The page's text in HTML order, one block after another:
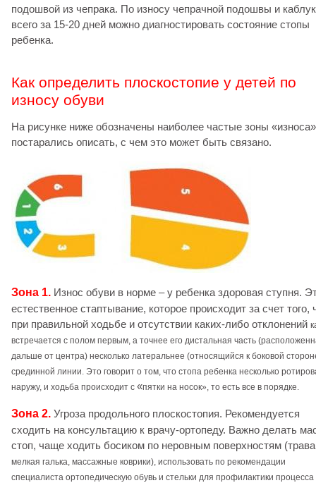
подошвой из чепрака. По износу чепрачной подошвы и
всего за 15-20 дней можно диагностировать состояние стопы
ребенка.
Как определить плоскостопие у детей по
износу обуви
На рисунке ниже обозначены наиболее частые зоны
постарались описать, с чем это может быть связано.
Зона 1. Износ обуви в норме – у ребенка здоровая ступня.
естественное стаптывание, которое происходит за счет того,
при правильной ходьбе и отсутствии каких-либо отклонений
встречается с полом первым, а точнее его дистальная часть
дальше от центра) несколько латеральнее (относящийся к боковой
срединной линии. Это говорит о том, что стопа ребенка несколько
наружу, и ходьба происходит с «пятки на носок», то есть все в порядке.
Зона 2. Угроза продольного плоскостопия. Рекомендуется
сходить на консультацию к врачу-ортопеду. Важно делать
стоп, чаще ходить босиком по неровным поверхностям
мелкая галька, массажные коврики), использовать по рекомендации
специалиста ортопедическую обувь и стельки для профилактики процесса